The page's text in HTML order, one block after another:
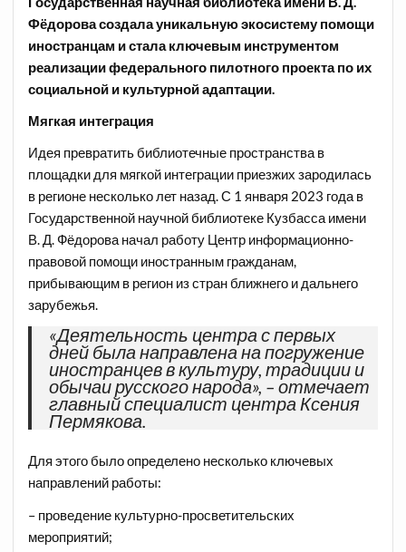
Фёдорова создала уникальную экосистему помощи
иностранцам и стала ключевым инструментом
реализации федерального пилотного проекта по их
социальной и культурной адаптации.
Мягкая интеграция
Идея превратить библиотечные пространства в
площадки для мягкой интеграции приезжих зародилась
в регионе несколько лет назад. С 1 января 2023 года в
Государственной научной библиотеке Кузбасса имени
В. Д. Фёдорова начал работу Центр информационно-
правовой помощи иностранным гражданам,
прибывающим в регион из стран ближнего и дальнего
зарубежья.
«Деятельность центра с первых
дней была направлена на погружение
иностранцевв культуру, традиции и
обычаирусского народа», – отмечает
главный специалист центра Ксения
Пермякова.
Для этого было определено несколько ключевых
направлений работы:
– проведение культурно-просветительских
мероприятий;